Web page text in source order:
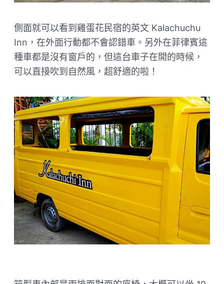
側面就可以看到雞蛋花民宿的英文 Kalachuchu
Inn，在外面行動都不會認錯車。另外在菲律賓這
種車都是沒有窗戶的，但這台車子在開的時候，
可以直接吹到自然風，超舒適的啦！